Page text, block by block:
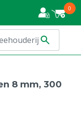
0
8 mm, 300